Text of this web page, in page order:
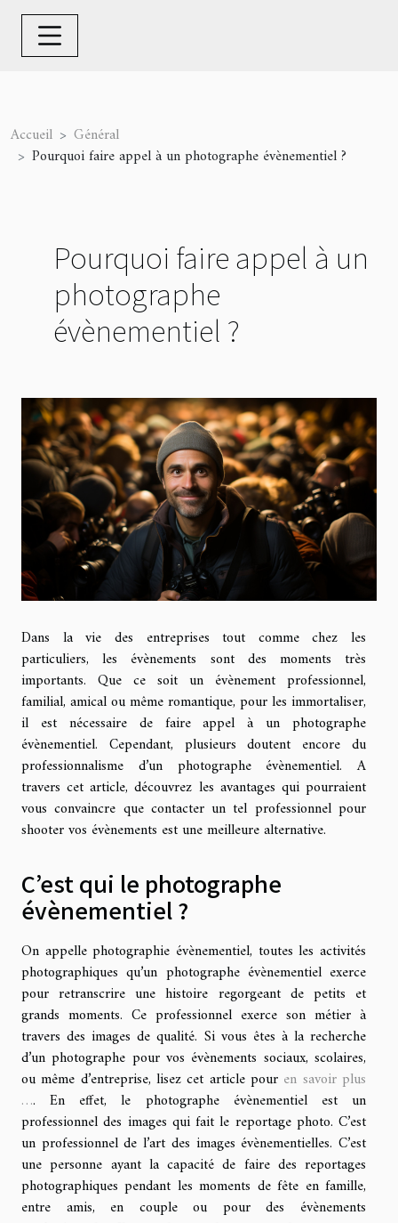
Accueil
Général
Pourquoi faire appel à un photographe évènementiel ?
Pourquoi faire appel à un
photographe
évènementiel ?
Dans la vie des entreprises tout comme chez les
particuliers, les évènements sont des moments très
importants. Que ce soit un évènement professionnel,
familial, amical ou même romantique, pour les immortaliser,
il est nécessaire de faire appel à un photographe
évènementiel. Cependant, plusieurs doutent encore du
professionnalisme d’un photographe évènementiel. A
travers cet article, découvrez les avantages qui pourraient
vous convaincre que contacter un tel professionnel pour
shooter vos évènements est une meilleure alternative.
C’est qui le photographe
évènementiel ?
On appelle photographie évènementiel, toutes les activités
photographiques qu’un photographe évènementiel exerce
pour retranscrire une histoire regorgeant de petits et
grands moments. Ce professionnel exerce son métier à
travers des images de qualité. Si vous êtes à la recherche
d’un photographe pour vos évènements sociaux, scolaires,
ou même d’entreprise, lisez cet article pour en savoir plus
…. En effet, le photographe évènementiel est un
professionnel des images qui fait le reportage photo. C’est
un professionnel de l’art des images évènementielles. C’est
une personne ayant la capacité de faire des reportages
photographiques pendant les moments de fête en famille,
entre amis, en couple ou pour des évènements